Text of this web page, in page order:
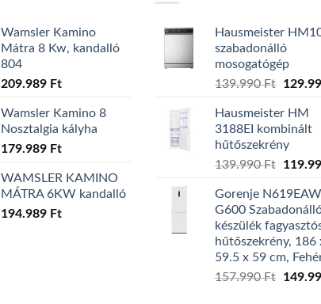
Wamsler Kamino
Mátra 8 Kw, kandalló
804
209.989 Ft
Wamsler Kamino 8
Nosztalgia kályha
179.989 Ft
WAMSLER KAMINO
MÁTRA 6KW kandalló
194.989 Ft
Hausmeister
szabadonálló
mosogatógép
139.990Ft
was:
Hausmeister HM
3188EI kombinált
hűtőszekrény
139.990Ft
was:
Gorenje
G600
készülék
hűtőszekrény, 186
59.5 x 59 cm,
157.990Ft